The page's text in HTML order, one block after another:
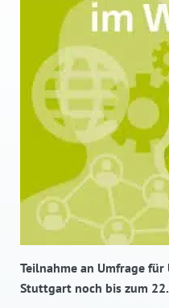
Teilnahme an Umfrage
Stuttgart noch bis zum